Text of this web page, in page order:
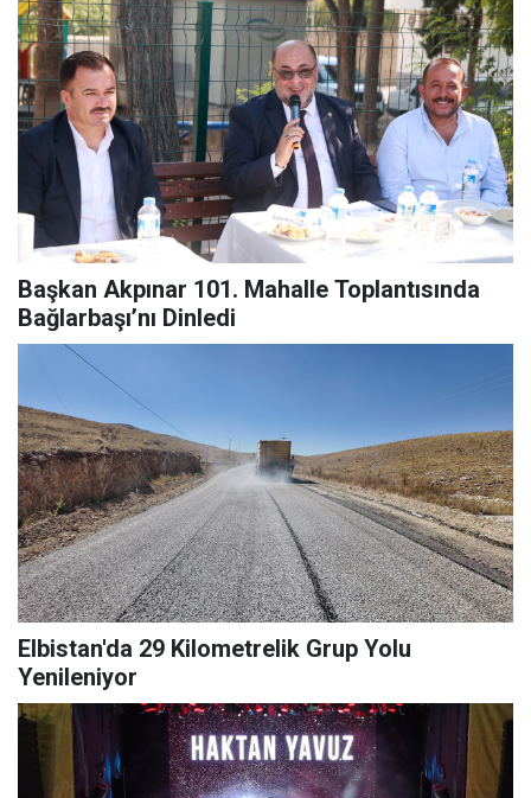
Başkan Akpınar 101. Mahalle Toplantısında
Bağlarbaşı’nı Dinledi
Elbistan'da 29 Kilometrelik Grup Yolu
Yenileniyor